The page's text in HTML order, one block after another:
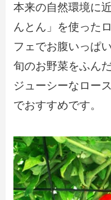
本来の自然環境に
んとん」を使った
フェでお腹いっぱ
旬のお野菜をふん
ジューシーなロー
でおすすめです。